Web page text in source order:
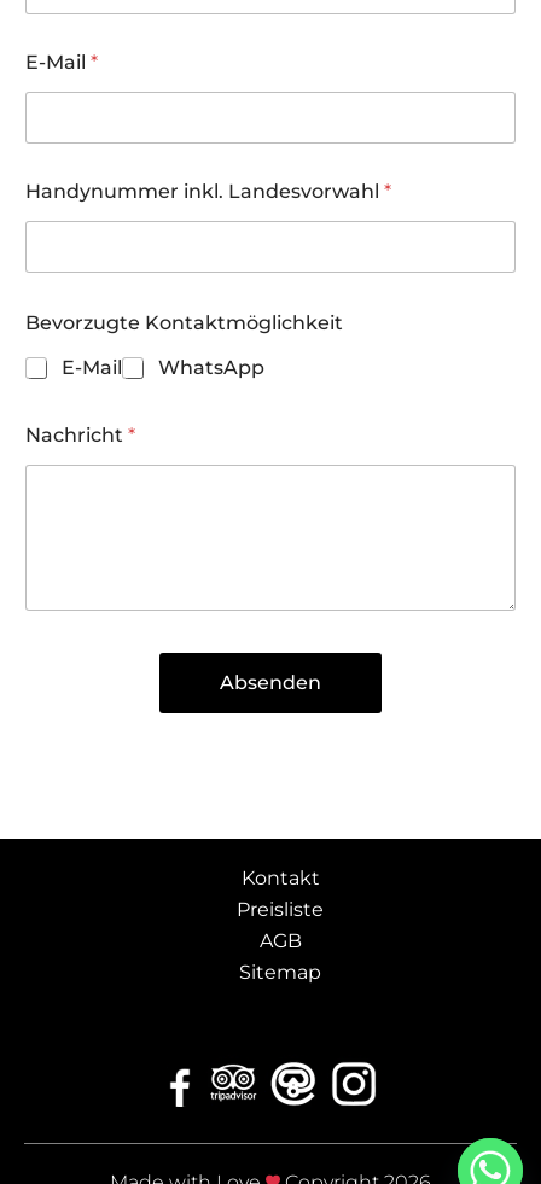
z
a
h
E-Mail *
Handynummer inkl. Landesvorwahl *
Bevorzugte Kontaktmöglichkeit
E-Mail
WhatsApp
Nachricht *
Absenden
Kontakt
Preisliste
AGB
Sitemap